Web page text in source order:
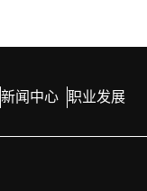
新闻中心 职业发展